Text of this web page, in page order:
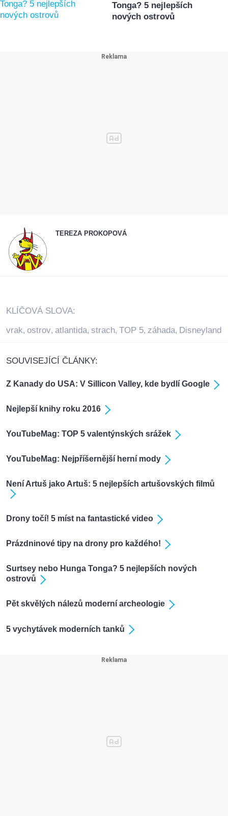
Tonga? 5 nejlepších
nových ostrovů
TEREZA PROKOPOVÁ
KLÍČOVÁ SLOVA:
vrak, ostrov, atlantida, strach, TOP 5, záhada, Disneyland
SOUVISEJÍCÍ ČLÁNKY:
Z Kanady do USA: V Sillicon Valley, kde bydlí Google
Nejlepší knihy roku 2016
YouTubeMag: TOP 5 valentýnských srážek
YouTubeMag: Nejpříšernější herní mody
Není Artuš jako Artuš: 5 nejlepších artušovských filmů
Drony točí! 5 míst na fantastické video
Prázdninové tipy na drony pro každého!
Surtsey nebo Hunga Tonga? 5 nejlepších nových
ostrovů
Pět skvělých nálezů moderní archeologie
5 vychytávek moderních tanků